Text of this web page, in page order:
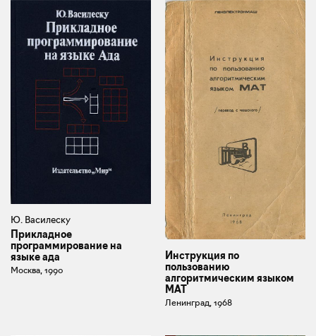
Ю. Василеску
Прикладное
программирование на
языке ада
Москва, 1990
Инструкция по
пользованию
алгоритмическим языком
МАТ
Ленинград, 1968